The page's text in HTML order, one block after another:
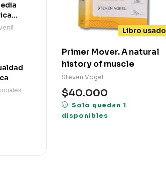
Libro usado
Primer Mover. A natural
history of muscle
Steven Vogel
$40.000
Solo quedan 1
disponibles
The